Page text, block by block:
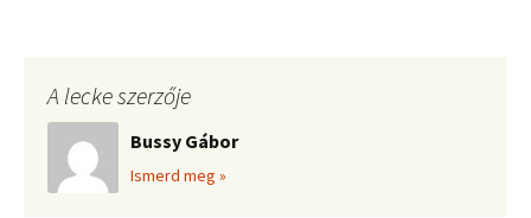
A lecke szerzője
Bussy Gábor
Ismerd meg »